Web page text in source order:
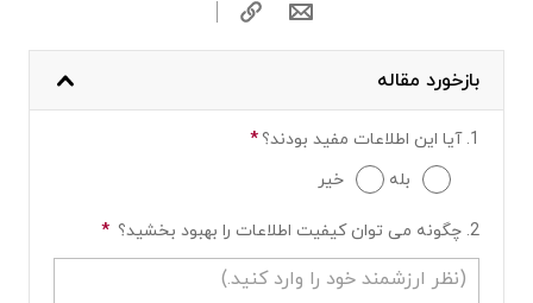
بازخورد مقاله
1. آیا این اطلاعات مفید بودند؟ *
بله
خیر
2. چگونه می توان کیفیت اطلاعات را بهبود بخشید؟ *